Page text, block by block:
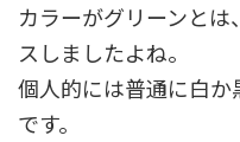
カラーがグリーンと
スしましたよね。
個人的には普通に白か
です。